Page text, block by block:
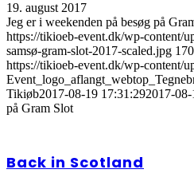
19. august 2017
Jeg er i weekenden på besøg på
https://tikioeb-event.dk/wp-content/
samsø-gram-slot-2017-scaled.jpg
https://tikioeb-event.dk/wp-content/
Tikiøb2017-08-19 17:31:292017-
på Gram Slot
Back in Scotland